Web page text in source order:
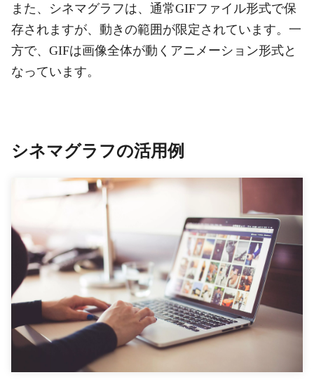
また、シネマグラフは、通常GIFファイル形式で保
存されますが、動きの範囲が限定されています。一
方で、GIFは画像全体が動くアニメーション形式と
なっています。
シネマグラフの活用例